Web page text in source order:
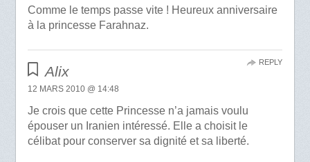
Comme le temps passe vite ! Heureux anniversaire
à la princesse Farahnaz.
Alix
12 MARS 2010 @ 14:48
Je crois que cette Princesse n’a jamais voulu
épouser un Iranien intéressé. Elle a choisit le
célibat pour conserver sa dignité et sa liberté.
REPLY